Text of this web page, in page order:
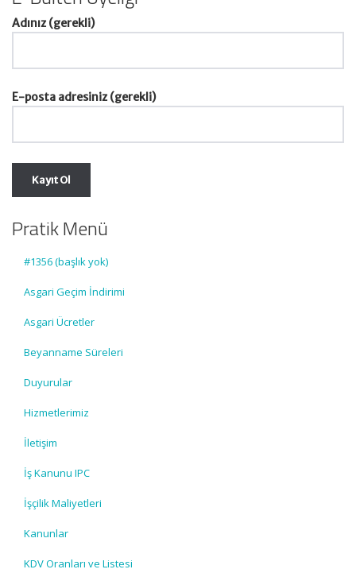
Adınız (gerekli)
E-posta adresiniz (gerekli)
Pratik Menü
#1356 (başlık yok)
Asgari Geçim İndirimi
Asgari Ücretler
Beyanname Süreleri
Duyurular
Hizmetlerimiz
İletişim
İş Kanunu IPC
İşçilik Maliyetleri
Kanunlar
KDV Oranları ve Listesi